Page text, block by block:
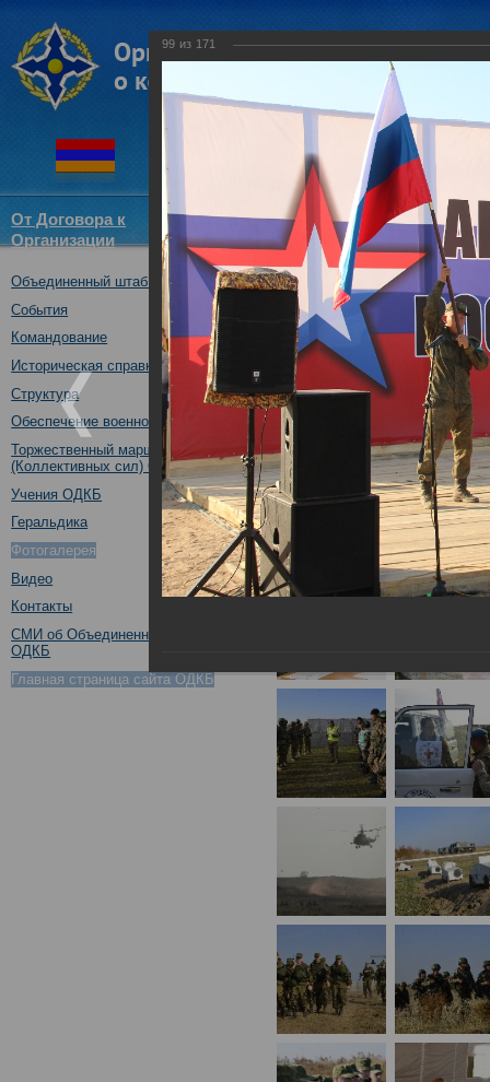
От Договора к
Организации
Структура
ОДКБ
Новости
Объединенный штаб ОДКБ
События
Командование
Историческая справка
Структура
Обеспечение военной безопасности
Торжественный марш Войск
(Коллективных сил) ОДКБ
Учения ОДКБ
Геральдика
Фотогалерея
Видео
Контакты
СМИ об Объединенном штабе
ОДКБ
Главная страница сайта ОДКБ
Совместное учение
17.10.2017
99 из 171